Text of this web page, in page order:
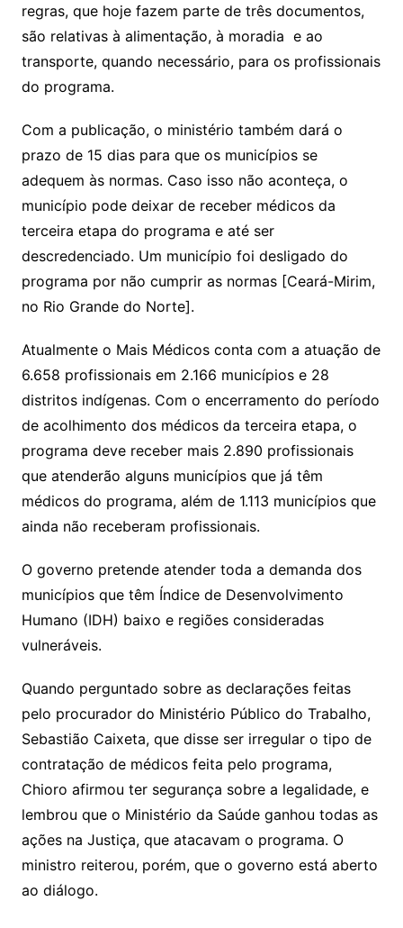
regras, que hoje fazem parte de três documentos,
são relativas à alimentação, à moradia e ao
transporte, quando necessário, para os profissionais
do programa.
Com a publicação, o ministério também dará o
prazo de 15 dias para que os municípios se
adequem às normas. Caso isso não aconteça, o
município pode deixar de receber médicos da
terceira etapa do programa e até ser
descredenciado. Um município foi desligado do
programa por não cumprir as normas [Ceará-Mirim,
no Rio Grande do Norte].
Atualmente o Mais Médicos conta com a atuação de
6.658 profissionais em 2.166 municípios e 28
distritos indígenas. Com o encerramento do período
de acolhimento dos médicos da terceira etapa, o
programa deve receber mais 2.890 profissionais
que atenderão alguns municípios que já têm
médicos do programa, além de 1.113 municípios que
ainda não receberam profissionais.
O governo pretende atender toda a demanda dos
municípios que têm Índice de Desenvolvimento
Humano (IDH) baixo e regiões consideradas
vulneráveis.
Quando perguntado sobre as declarações feitas
pelo procurador do Ministério Público do Trabalho,
Sebastião Caixeta, que disse ser irregular o tipo de
contratação de médicos feita pelo programa,
Chioro afirmou ter segurança sobre a legalidade, e
lembrou que o Ministério da Saúde ganhou todas as
ações na Justiça, que atacavam o programa. O
ministro reiterou, porém, que o governo está aberto
ao diálogo.